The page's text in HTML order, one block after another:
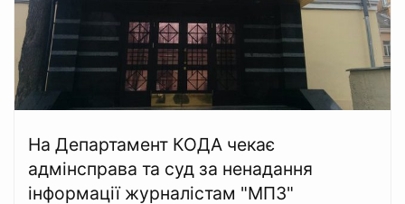
На Департамент КОДА чекає
адмінсправа та суд за ненадання
інформації журналістам "МПЗ"